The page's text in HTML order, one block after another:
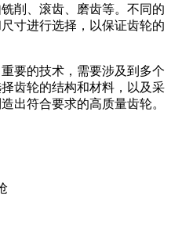
削、滚齿、磨齿等。不同的
寸进行选择，以保证齿轮的
要的技术，需要涉及到多个
齿轮的结构和材料，以及采
出符合要求的高质量齿轮。